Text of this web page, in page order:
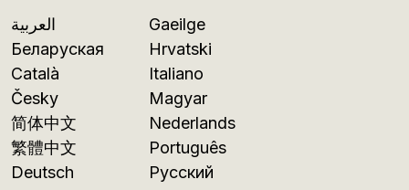
العربية
Беларуская
Català
Česky
简体中文
繁體中文
Deutsch
Gaeilge
Hrvatski
Italiano
Magyar
Nederlands
Português
Русский